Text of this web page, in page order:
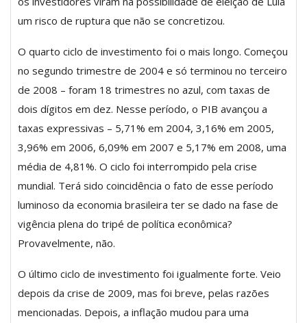
um risco de ruptura que não se concretizou.
O quarto ciclo de investimento foi o mais longo. Começou
no segundo trimestre de 2004 e só terminou no terceiro
de 2008 – foram 18 trimestres no azul, com taxas de
dois dígitos em dez. Nesse período, o PIB avançou a
taxas expressivas – 5,71% em 2004, 3,16% em 2005,
3,96% em 2006, 6,09% em 2007 e 5,17% em 2008, uma
média de 4,81%. O ciclo foi interrompido pela crise
mundial. Terá sido coincidência o fato de esse período
luminoso da economia brasileira ter se dado na fase de
vigência plena do tripé de política econômica?
Provavelmente, não.
O último ciclo de investimento foi igualmente forte. Veio
depois da crise de 2009, mas foi breve, pelas razões
mencionadas. Depois, a inflação mudou para uma